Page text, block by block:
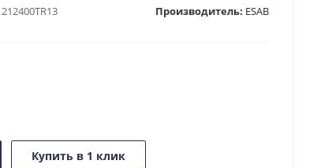
212400TR13 Производитель: ESAB
Купить в 1 клик